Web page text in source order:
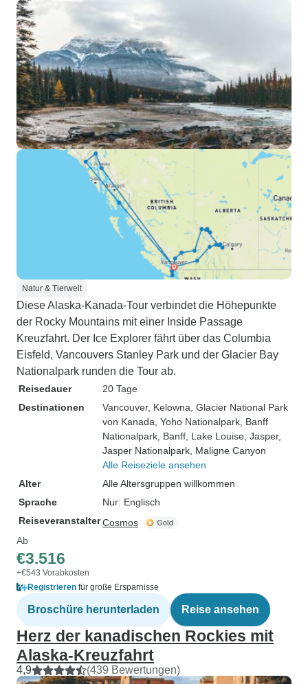
Natur & Tierwelt
Diese Alaska-Kanada-Tour verbindet die Höhepunkte
der Rocky Mountains mit einer Inside Passage
Kreuzfahrt. Der Ice Explorer fährt über das Columbia
Eisfeld, Vancouvers Stanley Park und der Glacier Bay
Nationalpark runden die Tour ab.
Reisedauer
20 Tage
Destinationen
Vancouver, Kelowna , Glacier National Park
von Kanada , Yoho Nationalpark , Banff
Nationalpark , Banff , Lake Louise , Jasper,
Jasper Nationalpark , Maligne Canyon
Alle Reiseziele ansehen
Alter
Alle Altersgruppen willkommen
Sprache
Nur: Englisch
ReiseveranstalterCosmos
Ab
€3.516
+€543 Vorabkosten
Registrieren für große Ersparnisse
Broschüre herunterladen Reise ansehen
Herz der kanadischen Rockies mit
Alaska-Kreuzfahrt
4,9 (439 Bewertungen)